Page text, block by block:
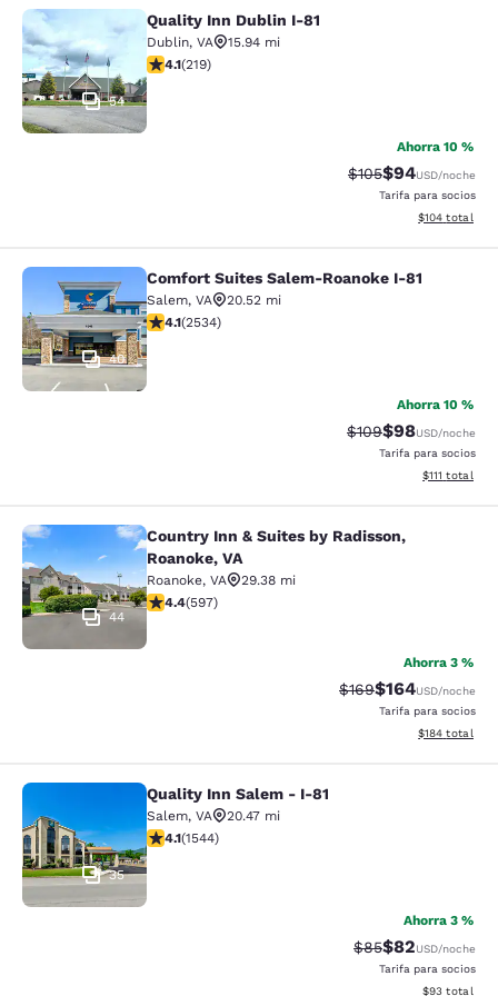
Quality Inn Dublin I-81
54
Quality Inn Dublin I-81
Dublin, VA
15.94 mi
calificación de 4.08 estrellas. Muy bueno. 219 reseñas
4.1(219)
Ahorra 10 %
Precio tachado:
$105Precio con
$94USD/noche
Tarifa para socios
Ver detalles
$104 total
Comfort Suites Salem-Roanoke I-81
40
Comfort Suites Salem-Roanoke I-81
Salem, VA
20.52 mi
calificación de 4.13 estrellas. Muy bueno. 2534
4.1(2534)
Ahorra 10 %
Precio tachado:
$109Precio con
$98USD/noche
Tarifa para socios
Ver detalles
$111 total
Country Inn & Suites by Radisson,
44
Country Inn & Suites by Radisson,
Roanoke, VA
Roanoke, VA
29.38 mi
calificación de 4.41 estrellas. Excelente. 597 reseñas
4.4(597)
Ahorra 3 %
Precio tachado:
$169Precio con
$164USD/noche
Tarifa para socios
Ver detalles
$184 total
Quality Inn Salem - I-81
35
Quality Inn Salem - I-81
Salem, VA
20.47 mi
calificación de 4.07 estrellas. Muy bueno. 1544
4.1(1544)
Ahorra 3 %
Precio tachado:
$85Precio con
$82USD/noche
Tarifa para socios
Ver detalles
$93 total